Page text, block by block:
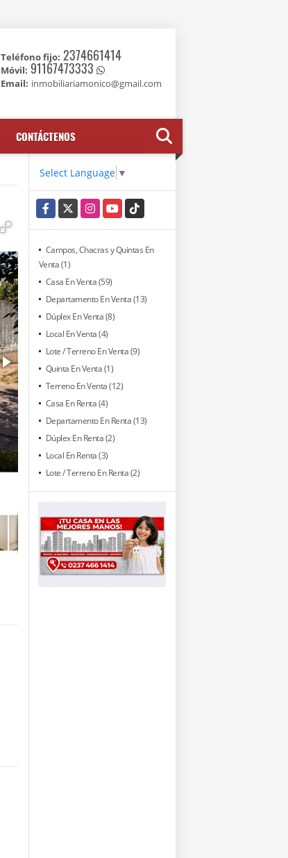
Teléfono fijo: 2374661414
Móvil: 91167473333
Email: inmobiliariamonico@gmail.com
CONTÁCTENOS
Select Language ▼
Facebook
X InstagramYouTubeTikTok
Campos, Chacras y Quintas En
Venta (1)
Casa En Venta (59)
Departamento En Venta (13)
Dúplex En Venta (8)
Local En Venta (4)
Lote / Terreno En Venta (9)
Quinta En Venta (1)
Terreno En Venta (12)
Casa En Renta (4)
Departamento En Renta (13)
Dúplex En Renta (2)
Local En Renta (3)
Lote / Terreno En Renta (2)